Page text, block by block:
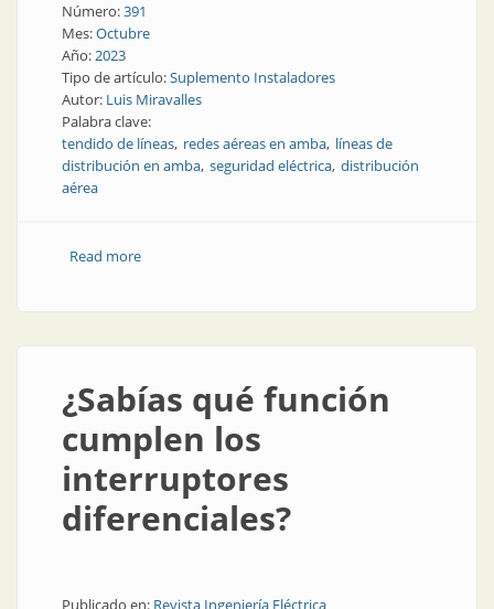
Número:391
Mes:Octubre
Año:2023
Tipo de artículo:Suplemento Instaladores
Autor: Luis Miravalles
Palabra clave:
tendido de líneas redes aéreas en amba líneas de
distribución en amba seguridad eléctrica distribución
aérea
Read moreabout Trabajos en la vía pública del AMBA
¿Sabías qué función
cumplen los
interruptores
diferenciales?
Publicado en: Revista Ingeniería Eléctrica